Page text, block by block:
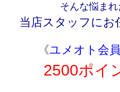
そんな悩まれ
当店スタッフにお
《ユメオト会
2500ポイ